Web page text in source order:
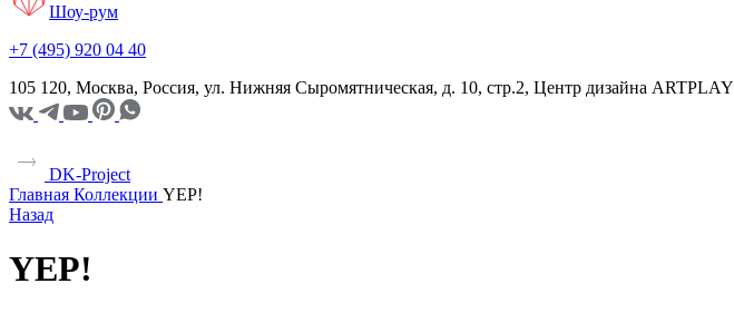
Шоу-рум
+7 (495) 920 04 40
105 120, Москва, Россия, ул. Нижняя Сыромятническая, д. 10, стр.2, Центр дизайна ARTPLAY
DK-Project
Главная Коллекции YEP!
Назад
YEP!